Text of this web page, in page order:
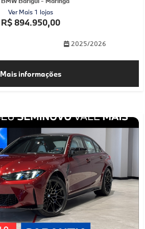
Ver Mais 1 lojas
R$ 894.950,00
2025/2026
Mais informações